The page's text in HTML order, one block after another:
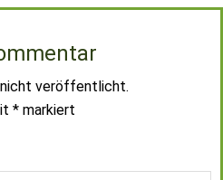
nicht veröffentlicht.
* markiert